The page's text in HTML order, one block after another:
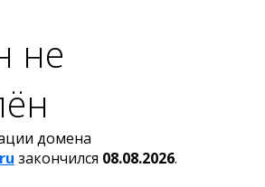
не
домена
закончился 08.08.2026.